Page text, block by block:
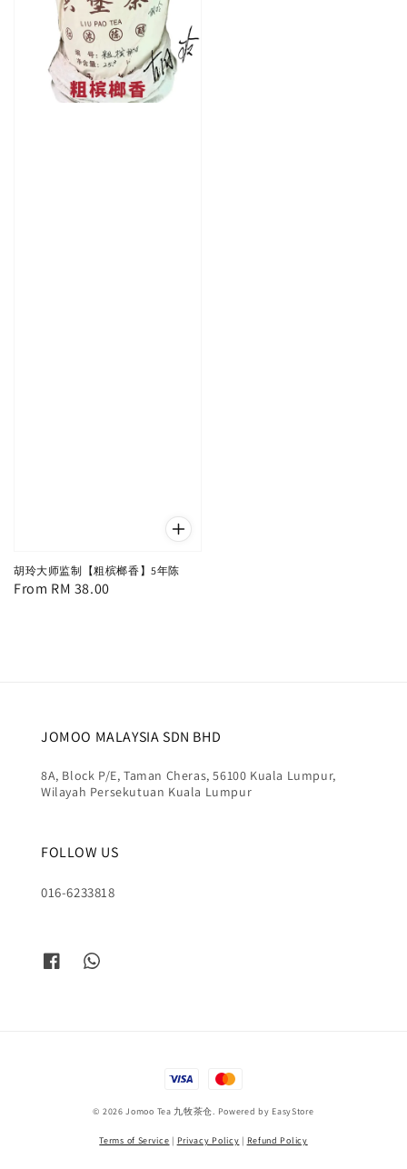
胡玲大师监制【粗槟榔香】5年陈
Regular
From RM 38.00
JOMOO MALAYSIA SDN BHD
8A, Block P/E, Taman Cheras, 56100 Kuala Lumpur,
Wilayah Persekutuan Kuala Lumpur
FOLLOW US
016-6233818
© 2026 Jomoo Tea 九牧茶仓. Powered by EasyStore
Terms of Service | Privacy Policy | Refund Policy